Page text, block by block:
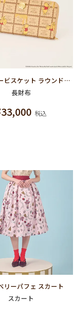
プー/ハニービスケット ラウンドファスナーウォレット（財布）【ディズニー アクセサリー】
長財布
33,000 税込
リーパフェ スカート
スカート